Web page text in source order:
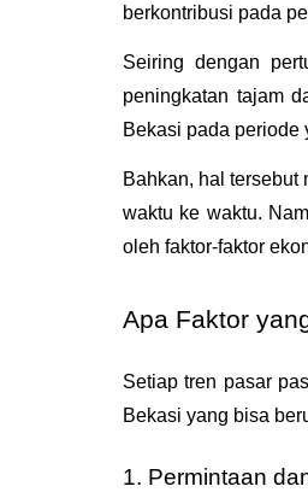
berkontribusi pada
Seiring dengan
peningkatan tajam
Bekasi pada periode
Bahkan, hal tersebut
waktu ke waktu.
oleh faktor-faktor
Apa Faktor
Setiap tren pasar
Bekasi yang bisa
1. Permintaan